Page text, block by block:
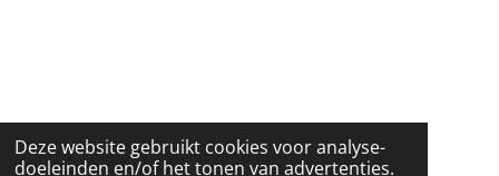
Deze website gebruikt cookies voor analyse-
doeleinden en/of het tonen van advertenties.